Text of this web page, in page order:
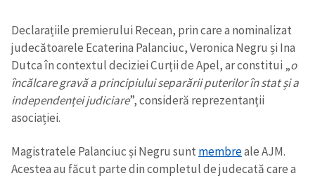
Declarațiile premierului Recean, prin care a nominalizat
judecătoarele Ecaterina Palanciuc, Veronica Negru și Ina
Dutca în contextul deciziei Curții de Apel, ar constitui „o
încălcare gravă a principiului separării puterilor în stat și a
independenței judiciare”, consideră reprezentanții
asociației.
Magistratele Palanciuc și Negru sunt membreale AJM.
Acestea au făcut parte din completul de judecată care a